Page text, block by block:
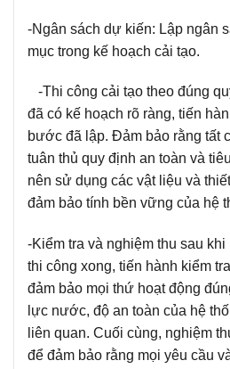
-Ngân sách dự kiến: Lập ngân
mục trong kế hoạch cải tạo.
-Thi công cải tạo theo đúng
đã có kế hoạch rõ ràng, tiến
bước đã lập. Đảm bảo rằng tất
tuân thủ quy định an toàn và
nên sử dụng các vật liệu và
đảm bảo tính bền vững của hệ
-Kiểm tra và nghiệm thu sau khi
thi công xong, tiến hành kiểm
đảm bảo mọi thứ hoạt động
lực nước, độ an toàn của hệ
liên quan. Cuối cùng, nghiệm
để đảm bảo rằng mọi yêu cầu